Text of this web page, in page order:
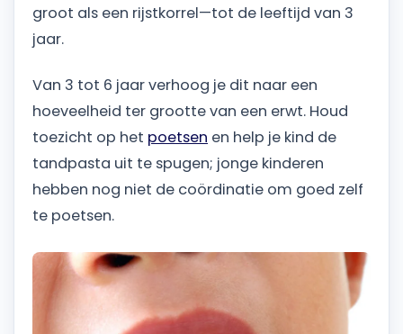
groot als een rijstkorrel—tot de leeftijd van 3
jaar.
Van 3 tot 6 jaar verhoog je dit naar een
hoeveelheid ter grootte van een erwt. Houd
toezicht op het poetsen en help je kind de
tandpasta uit te spugen; jonge kinderen
hebben nog niet de coördinatie om goed zelf
te poetsen.